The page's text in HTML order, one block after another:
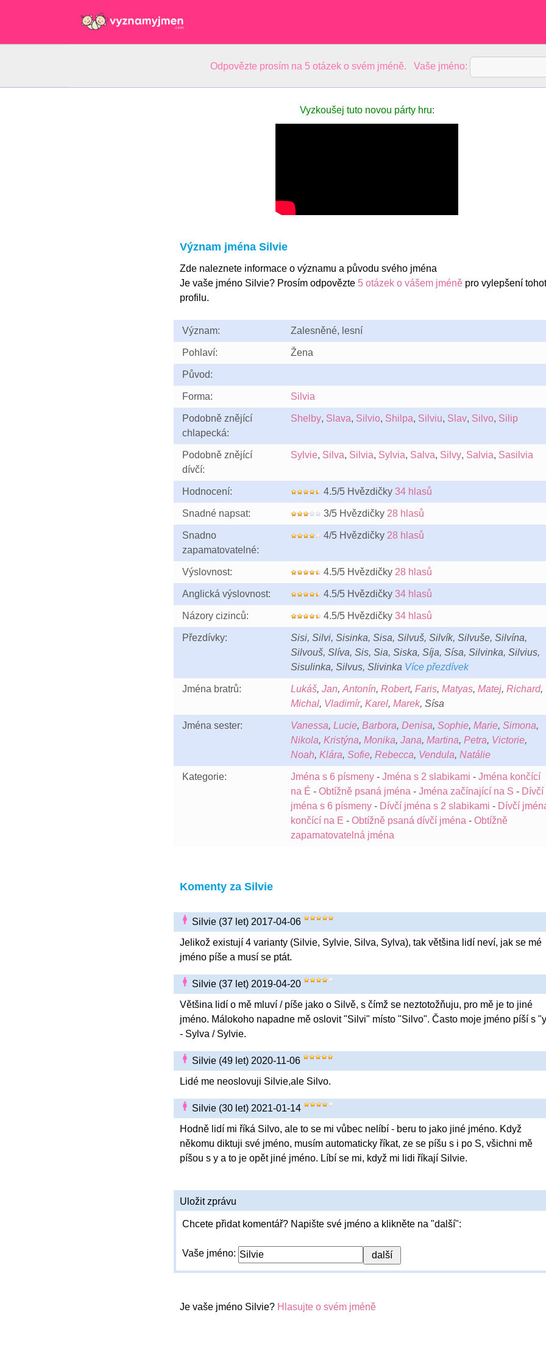
Odpovězte prosím na 5 otázek o svém jméně. Vaše jméno:
Vyzkoušej tuto novou párty hru:
Význam jména Silvie
Zde naleznete informace o významu a původu svého jména
Je vaše jméno Silvie? Prosím odpovězte 5 otázek o vášem jméněpro vylepšení
profilu.
Význam: Zalesněné, lesní
Pohlaví: Žena
Původ:
Forma: Silvia
Podobně znějící
chlapecká:
Shelby, Slava, Silvio, Shilpa, Silviu, Slav, Silvo, Silip
Podobně znějící
dívčí:
Sylvie, Silva, Silvia, Sylvia, Salva, Silvy, Salvia, Sasilvia
Hodnocení: 4.5/5 Hvězdičky 34 hlasů
Snadné napsat: 3/5 Hvězdičky 28 hlasů
Snadno
zapamatovatelné:
4/5 Hvězdičky 28 hlasů
Výslovnost: 4.5/5 Hvězdičky 28 hlasů
Anglická výslovnost: 4.5/5 Hvězdičky 34 hlasů
Názory cizinců: 4.5/5 Hvězdičky 34 hlasů
Přezdívky:
Sisi, Silvi, Sisinka, Sisa, Silvuš, Silvík, Silvuše, Silvína,
Silvouš, Slíva, Sis, Sia, Siska, Síja, Sísa, Silvinka, Silvius,
Sisulinka, Silvus, Slivinka Více přezdívek
Jména bratrů: Lukáš, Jan, Antonín, Robert, Faris, Matyas, Matej, Richard,
Michal, Vladimír, Karel, Marek, Sísa
Jména sester: Vanessa, Lucie, Barbora, Denisa, Sophie, Marie, Simona,
Nikola, Kristýna, Monika, Jana, Martina, Petra, Victorie,
Noah, Klára, Sofie, Rebecca, Vendula, Natálie
Kategorie: Jména s 6 písmeny- Jména s 2 slabikami - Jména končící
na É - Obtížně psaná jména - Jména začínající na S - Dívčí
jména s 6 písmeny- Dívčí jména s 2 slabikami - Dívčí
končící na E - Obtížně psaná dívčí jména - Obtížně
zapamatovatelná jména
Komenty za Silvie
Silvie (37 let) 2017-04-06
Jelikož existují 4 varianty (Silvie, Sylvie, Silva, Sylva), tak většina lidí neví, jak se mé
jméno píše a musí se ptát.
Silvie (37 let) 2019-04-20
Většina lidí o mě mluví / píše jako o Silvě, s čímž se neztotožňuju, pro mě je to jiné
jméno. Málokoho napadne mě oslovit "Silvi" místo "Silvo". Často moje jméno píší s
- Sylva / Sylvie.
Silvie (49 let) 2020-11-06
Lidé me neoslovuji Silvie,ale Silvo.
Silvie (30 let) 2021-01-14
Hodně lidí mi říká Silvo, ale to se mi vůbec nelíbí - beru to jako jiné jméno. Když
někomu diktuji své jméno, musím automaticky říkat, ze se píšu s i po S, všichni mě
píšou s y a to je opět jiné jméno. Líbí se mi, když mi lidi říkají Silvie.
Uložit zprávu
Chcete přidat komentář? Napište své jméno a klikněte na "další":
Vaše jméno:
Je vaše jméno Silvie? Hlasujte o svém jméně